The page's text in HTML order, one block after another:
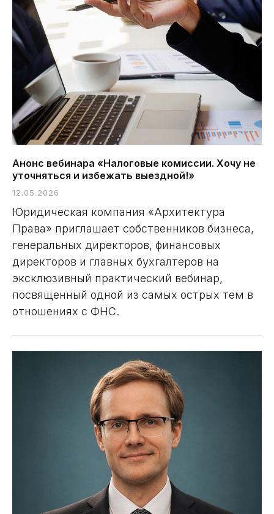
Анонс вебинара «Налоговые комиссии. Хочу не
уточняться и избежать выездной!»
12.05.2026
Юридическая компания «Архитектура
Права» приглашает собственников бизнеса,
генеральных директоров, финансовых
директоров и главных бухгалтеров на
эксклюзивный практический вебинар,
посвященный одной из самых острых тем в
отношениях с ФНС.